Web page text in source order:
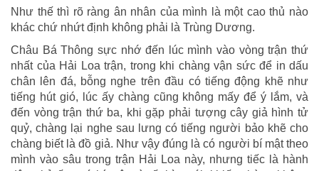
Như thế thì rõ ràng ân nhân của mình là một cao thủ nào
khác chứ nhứt định không phải là Trùng Dương.
Châu Bá Thông sực nhớ đến lúc mình vào vòng trận thứ
nhất của Hải Loa trận, trong khi chàng vận sức để in dấu
chân lên đá, bỗng nghe trên đầu có tiếng động khẽ như
tiếng hút gió, lúc ấy chàng cũng không mấy để ý lắm, và
đến vòng trận thứ ba, khi gặp phải tượng cây giả hình tử
quỷ, chàng lại nghe sau lưng có tiếng người bảo khẽ cho
chàng biết là đồ giả. Như vậy đúng là có người bí mật theo
mình vào sâu trong trận Hải Loa này, nhưng tiếc là hành